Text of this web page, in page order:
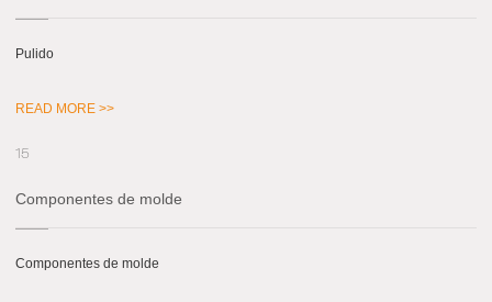
Pulido
READ MORE >>
15
Componentes de molde
Componentes de molde